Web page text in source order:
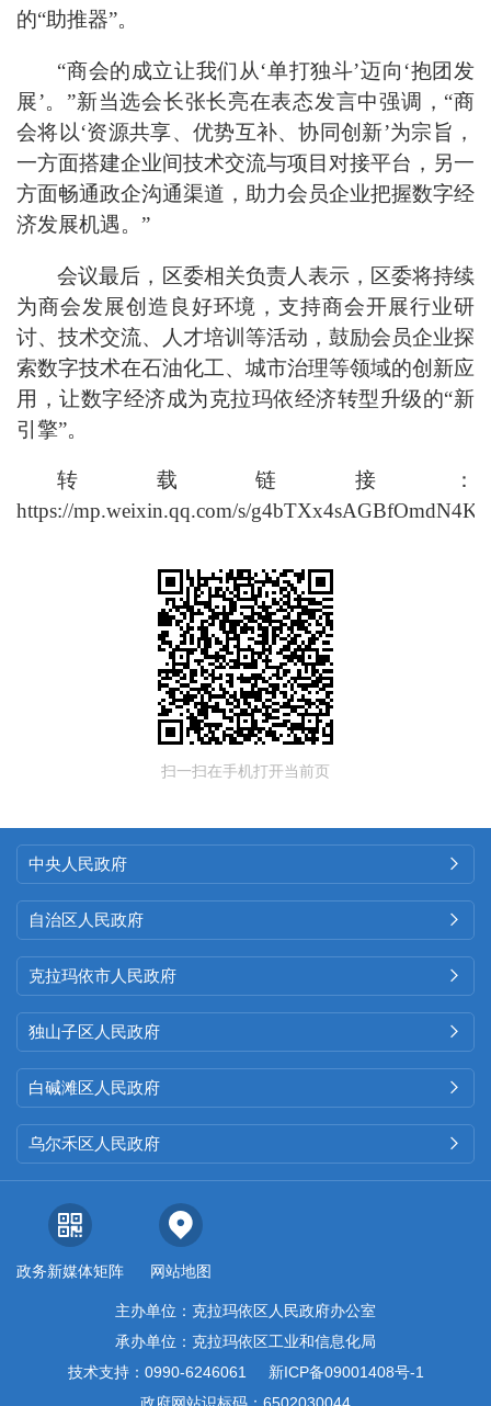
的“助推器”。
“商会的成立让我们从‘单打独斗’迈向‘抱团发
展’。”新当选会长张长亮在表态发言中强调， “商
会将以‘资源共享、优势互补、协同创新’为宗旨，
一方面搭建企业间技术交流与项目对接平台，另一
方面畅通政企沟通渠道，助力会员企业把握数字经
济发展机遇。 ”
会议最后， 区委相关负责人表示， 区委将持续
为商会发展创造良好环境，支持商会开展行业研
讨、技术交流、人才培训等活动，鼓励会员企业探
索数字技术在石油化工、城市治理等领域的创新应
用，让数字经济成为克拉玛依经济转型升级的“新
引擎”。
转载链接：
https://mp.weixin.qq.com/s/
扫一扫在手机打开当前页
中央人民政府 
自治区人民政府 
克拉玛依市人民政府 
独山子区人民政府 
白碱滩区人民政府 
乌尔禾区人民政府 
政务新媒体矩阵 网站地图
主办单位：克拉玛依区人民政府办公室
承办单位：克拉玛依区工业和信息化局
技术支持：0990-6246061
新ICP备09001408号-1